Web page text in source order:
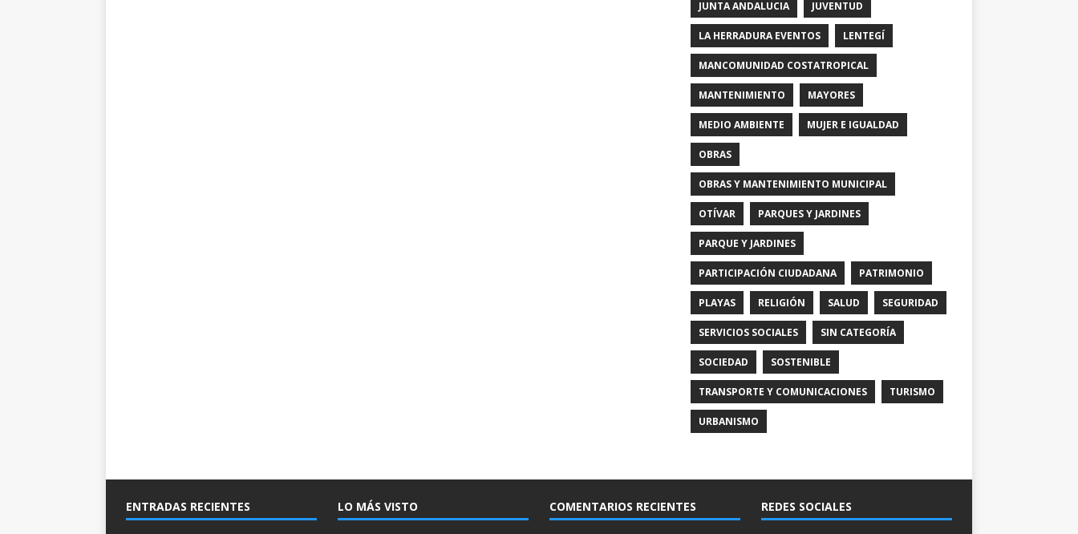
JUNTA ANDALUCIA JUVENTUD
LA HERRADURA EVENTOS LENTEGÍ
MANCOMUNIDAD COSTATROPICAL
MANTENIMIENTO MAYORES
MEDIO AMBIENTE MUJER E IGUALDAD
OBRAS
OBRAS Y MANTENIMIENTO MUNICIPAL
OTÍVAR PARQUES Y JARDINES
PARQUE Y JARDINES
PARTICIPACIÓN CIUDADANA PATRIMONIO
PLAYAS RELIGIÓN SALUD SEGURIDAD
SERVICIOS SOCIALES SIN CATEGORÍA
SOCIEDAD SOSTENIBLE
TRANSPORTE Y COMUNICACIONES TURISMO
URBANISMO
ENTRADAS RECIENTES LO MÁS VISTO COMENTARIOS RECIENTES REDES SOCIALES